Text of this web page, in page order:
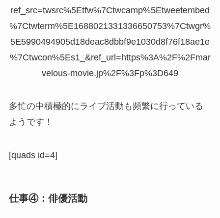
ref_src=twsrc%5Etfw%7Ctwcamp%5Etweetembed
%7Ctwterm%5E1688021331336650753%7Ctwgr%
5E5990494905d18deac8dbbf9e1030d8f76f18ae1e
%7Ctwcon%5Es1_&ref_url=https%3A%2F%2Fmar
velous-movie.jp%2F%3Fp%3D649
多忙の中積極的にライブ活動も頻繁に行っている
ようです！
[quads id=4]
仕事④：俳優活動